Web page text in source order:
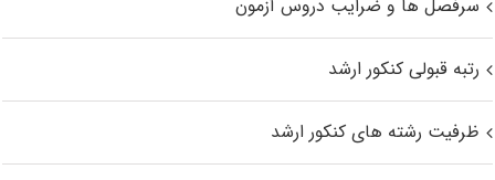
سرفصل ها و ضرایب دروس آزمون
رتبه قبولی کنکور ارشد
ظرفیت رشته های کنکور ارشد